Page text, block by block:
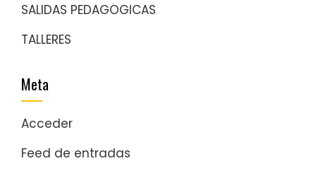
SALIDAS PEDAGOGICAS
TALLERES
Meta
Acceder
Feed de entradas